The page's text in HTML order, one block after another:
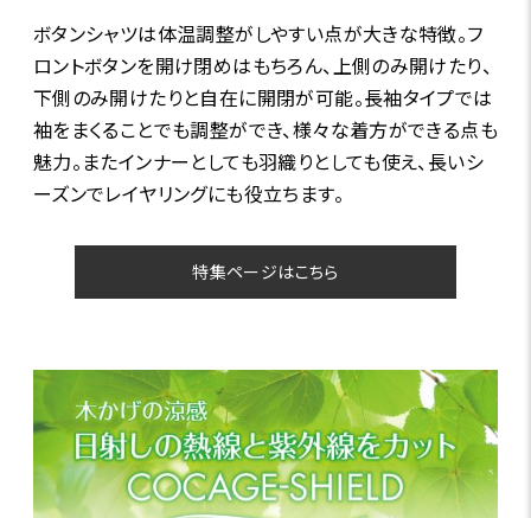
ボタンシャツは体温調整がしやすい点が大きな特徴。フ
ロントボタンを開け閉めはもちろん、上側のみ開けたり、
下側のみ開けたりと自在に開閉が可能。長袖タイプでは
袖をまくることでも調整ができ、様々な着方ができる点も
魅力。またインナーとしても羽織りとしても使え、長いシ
ーズンでレイヤリングにも役立ちます。
特集ページはこちら